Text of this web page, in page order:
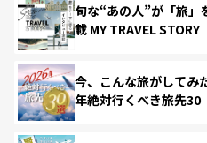
旬な“あの人”が「旅」
載 MY TRAVEL STORY
今、こんな旅がしてみ
年絶対行くべき旅先30